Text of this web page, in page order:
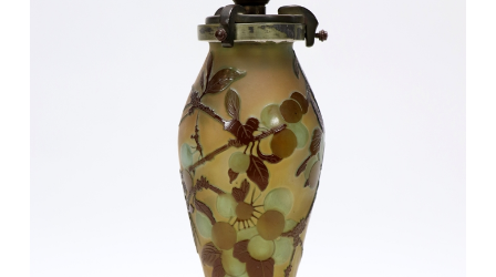
Mobilier et objets d'art du 9 avril 2022 Lot 29 A